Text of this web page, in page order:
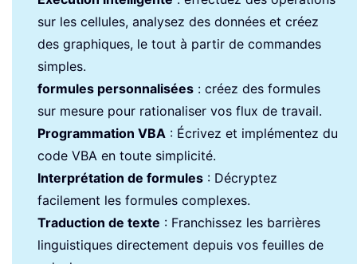
sur les cellules, analysez des données et créez
des graphiques, le tout à partir de commandes
simples.
formules personnalisées : créez des formules
sur mesure pour rationaliser vos flux de travail.
Programmation VBA : Écrivez et implémentez du
code VBA en toute simplicité.
Interprétation de formules : Décryptez
facilement les formules complexes.
Traduction de texte : Franchissez les barrières
linguistiques directement depuis vos feuilles de